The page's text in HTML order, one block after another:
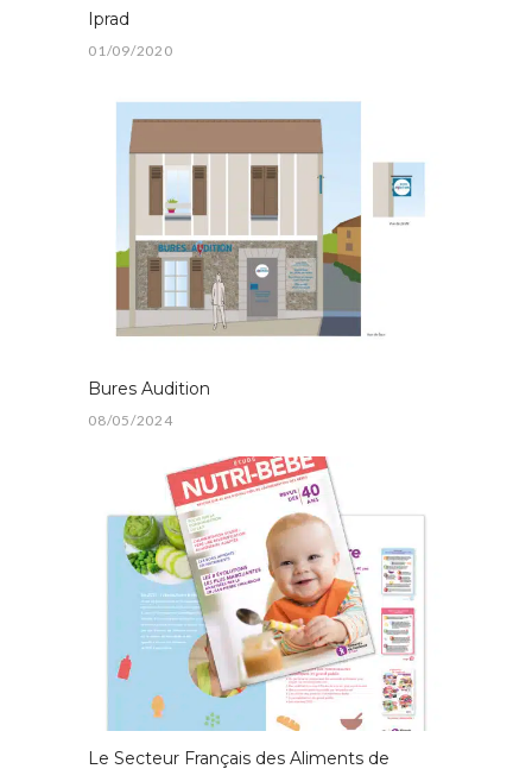
Iprad
01/09/2020
Bures Audition
08/05/2024
Le Secteur Français des Aliments de